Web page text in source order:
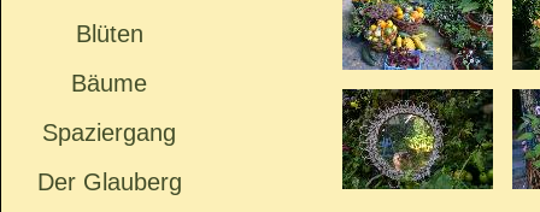
Blüten
Bäume
Spaziergang
Der Glauberg